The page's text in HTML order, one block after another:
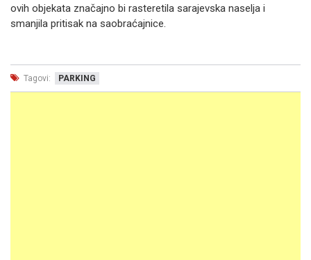
ovih objekata značajno bi rasteretila sarajevska naselja i
smanjila pritisak na saobraćajnice.
Tagovi: PARKING